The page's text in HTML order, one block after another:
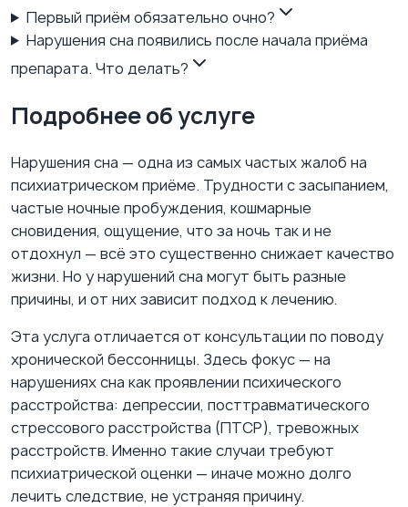
Первый приём обязательно очно?
Нарушения сна появились после начала приёма
препарата. Что делать?
Подробнее об услуге
Нарушения сна — одна из самых частых жалоб на
психиатрическом приёме. Трудности с засыпанием,
частые ночные пробуждения, кошмарные
сновидения, ощущение, что за ночь так и не
отдохнул — всё это существенно снижает качество
жизни. Но у нарушений сна могут быть разные
причины, и от них зависит подход к лечению.
Эта услуга отличается от консультации по поводу
хронической бессонницы. Здесь фокус — на
нарушениях сна как проявлении психического
расстройства: депрессии, посттравматического
стрессового расстройства (ПТСР), тревожных
расстройств. Именно такие случаи требуют
психиатрической оценки — иначе можно долго
лечить следствие, не устраняя причину.